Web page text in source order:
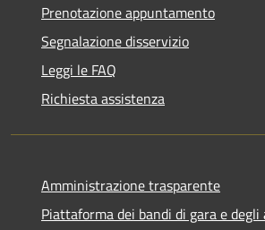
Prenotazione appuntamento
Segnalazione disservizio
Leggi le FAQ
Richiesta assistenza
Amministrazione trasparente
Piattaforma dei bandi di gara e